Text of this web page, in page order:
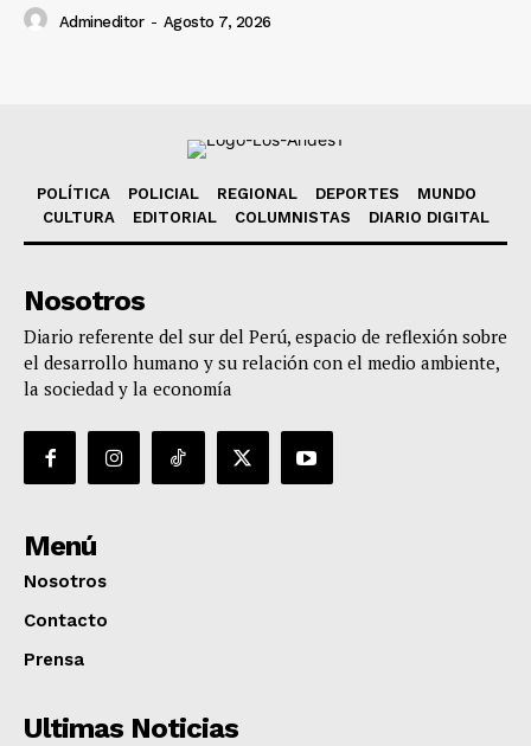
Admineditor - Agosto 7, 2026
POLÍTICA POLICIAL REGIONAL DEPORTES
MUNDO
CULTURA
EDITORIAL COLUMNISTAS DIARIO DIGITAL
Nosotros
Diario referente del sur del Perú, espacio de reflexión sobre
el desarrollo humano y su relación con el medio ambiente,
la sociedad y la economía
Menú
Nosotros
Contacto
Prensa
Ultimas Noticias